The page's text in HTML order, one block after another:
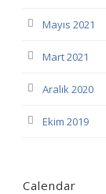
Mayıs 2021
Mart 2021
Aralık 2020
Ekim 2019
Calendar